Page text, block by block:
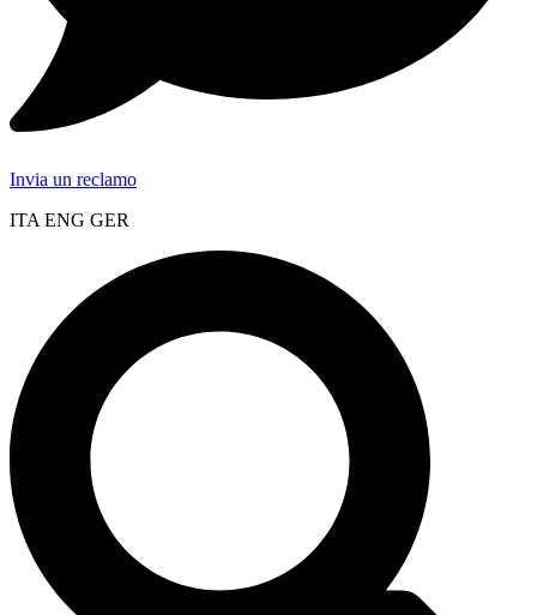
Invia un reclamo
ITA ENG GER